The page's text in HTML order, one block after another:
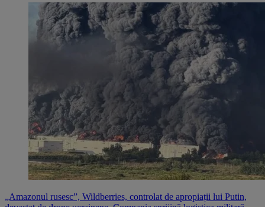
„Amazonul rusesc”, Wildberries, controlat de apropiații lui Putin,